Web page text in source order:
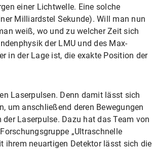
einer Lichtwelle. Eine solche
Milliardstel Sekunde). Will man nun
weiß, wo und zu welcher Zeit sich
der LMU und des Max-
in der Lage ist, die exakte Position der
Laserpulsen. Denn damit lässt sich
um anschließend deren Bewegungen
Laserpulse. Dazu hat das Team von
„Ultraschnelle
ihrem neuartigen Detektor lässt sich die